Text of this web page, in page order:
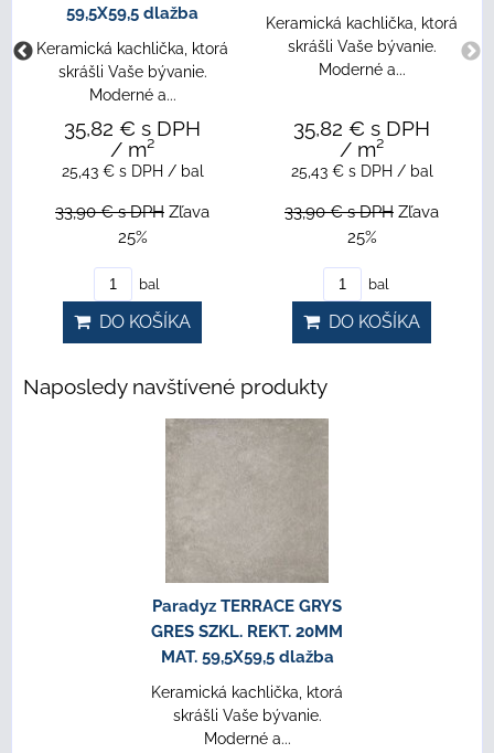
59,5X59,5 dlažba
Keramická kachlička, ktorá
skrášli Vaše bývanie.
Moderné a...
35,82 € s DPH
/ m²
25,43 € s DPH / bal
33,90 €s DPH Zľava
25%
bal
DO KOŠÍKA
Keramická kachlička, ktorá
skrášli Vaše bývanie.
Moderné a...
35,82 € s DPH
/ m²
25,43 € s DPH / bal
33,90 €s DPH Zľava
25%
bal
DO KOŠÍKA
Naposledy navštívené produkty
Paradyz TERRACE GRYS
GRES SZKL. REKT. 20MM
MAT. 59,5X59,5 dlažba
Keramická kachlička, ktorá
skrášli Vaše bývanie.
Moderné a...